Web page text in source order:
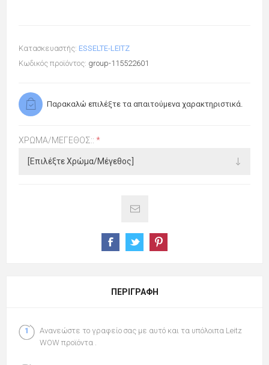
Κατασκευαστής: ESSELTE-LEITZ
Κωδικός προϊόντος: group-115522601
Παρακαλώ επιλέξτε τα απαιτούμενα χαρακτηριστικά.
ΧΡΏΜΑ/ΜΈΓΕΘΟΣ:: *
ΠΕΡΙΓΡΑΦΉ
Ανανεώστε το γραφείο σας με αυτό και τα υπόλοιπα Leitz
WOW προϊόντα .